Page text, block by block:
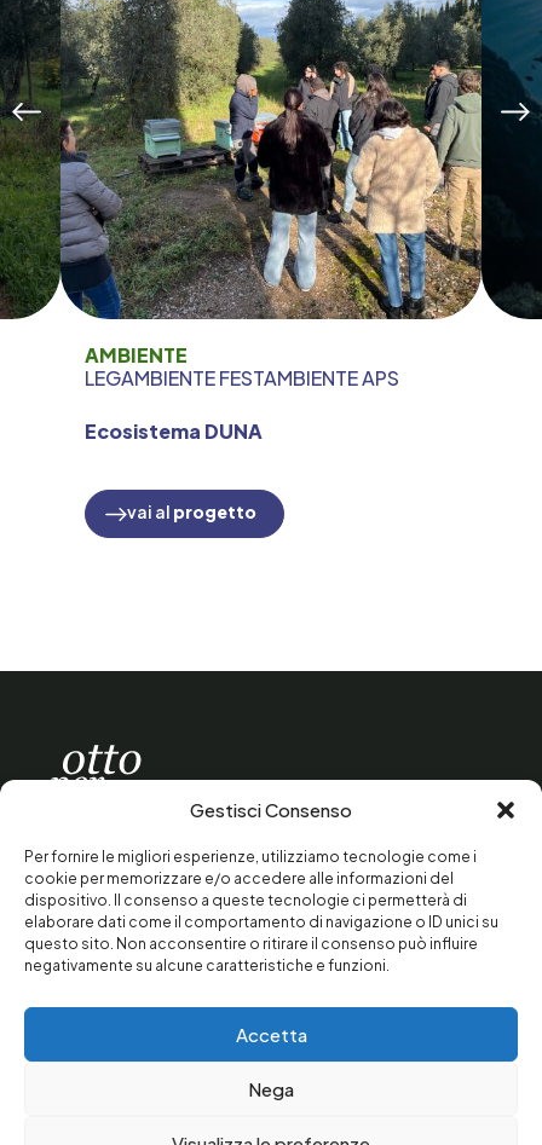
Gestisci Consenso
Per fornire le migliori esperienze, utilizziamo tecnologie come i
cookie per memorizzare e/o accedere alle informazioni del
dispositivo. Il consenso a queste tecnologie ci permetterà di
elaborare dati come il comportamento di navigazione o ID unici su
questo sito. Non acconsentire o ritirare il consenso può influire
negativamente su alcune caratteristiche e funzioni.
Accetta
Nega
AMBIENTE
LEGAMBIENTE FESTAMBIENTE APS
Ecosistema DUNA
vai al progetto
contattaci
presenta unprogetto
Per saperne di più sulla Soka Gakkai e il Buddismo di
Contatti